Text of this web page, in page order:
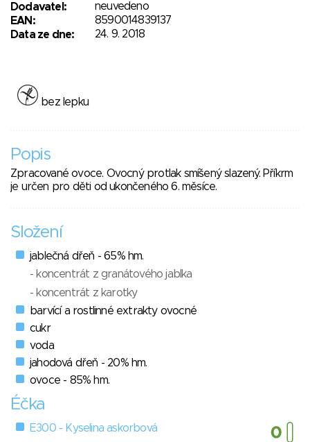
Dodavatel:
neuvedeno
EAN:
8590014839137
Data ze dne:
24. 9. 2018
bez lepku
Popis
Zpracované ovoce. Ovocný protlak smíšený slazený. Příkrm
je určen pro děti od ukončeného 6. měsíce.
Složení
jablečná dřeň - 65% hm.
- koncentrát z granátového jablka
- koncentrát z karotky
barvící a rostlinné extrakty ovocné
cukr
voda
jahodová dřeň - 20% hm.
ovoce - 85% hm.
Éčka
E300 - Kyselina askorbová